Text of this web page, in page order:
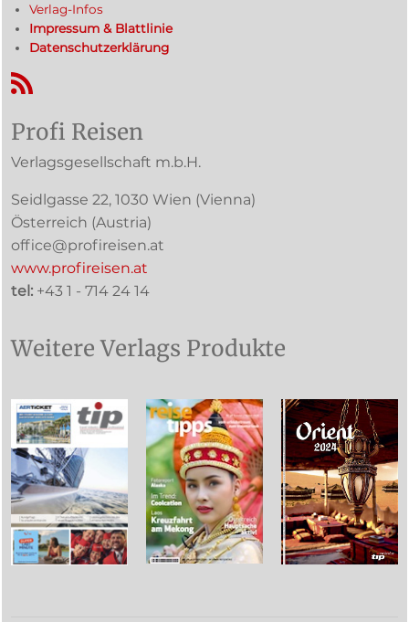
Verlag-Infos
Impressum & Blattlinie
Datenschutzerklärung
RSS-Feed
Profi Reisen
Verlagsgesellschaft m.b.H.
Seidlgasse 22, 1030 Wien (Vienna)
Österreich (Austria)
office@profireisen.at
www.profireisen.at
tel: +43 1 - 714 24 14
Weitere Verlags Produkte